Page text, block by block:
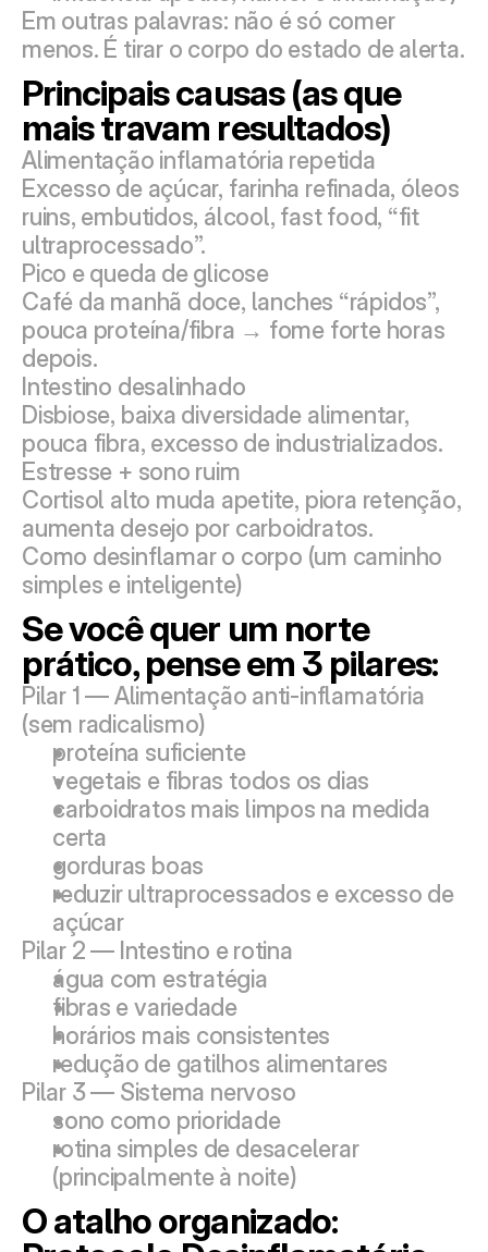
Em outras palavras: não é só comer
menos. É tirar o corpo do estado de alerta.
Principais causas (as que
mais travam resultados)
Alimentação inflamatória repetida
Excesso de açúcar, farinha refinada, óleos
ruins, embutidos, álcool, fast food, “fit
ultraprocessado”.
Pico e queda de glicose
Café da manhã doce, lanches “rápidos”,
pouca proteína/fibra → fome forte horas
depois.
Intestino desalinhado
Disbiose, baixa diversidade alimentar,
pouca fibra, excesso de industrializados.
Estresse + sono ruim
Cortisol alto muda apetite, piora retenção,
aumenta desejo por carboidratos.
Como desinflamar o corpo (um caminho
simples e inteligente)
Se você quer um norte
prático, pense em 3 pilares:
Pilar 1 — Alimentação anti-inflamatória
(sem radicalismo)
proteína suficiente
vegetais e fibras todos os dias
carboidratos mais limpos na medida
certa
gorduras boas
reduzir ultraprocessados e excesso de
açúcar
Pilar 2 — Intestino e rotina
água com estratégia
fibras e variedade
horários mais consistentes
redução de gatilhos alimentares
Pilar 3 — Sistema nervoso
sono como prioridade
rotina simples de desacelerar
(principalmente à noite)
O atalho organizado: